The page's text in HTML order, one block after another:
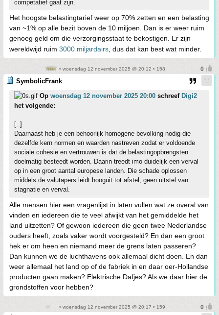
competatief gaat zijn.
Het hoogste belastingtarief weer op 70% zetten en een belasting
van ~1% op alle bezit boven de 10 miljoen. Dan is er weer ruim
genoeg geld om die verzorgingsstaat te bekostigen. Er zijn
wereldwijd ruim 3000 miljardairs, dus dat kan best wat minder.
• woensdag 12 november 2025 @ 20:12 • 158
SymbolicFrank
Op woensdag 12 november 2025 20:00 schreef Digi2
het volgende:
[..]
Daarnaast heb je een behoorlijk homogene bevolking nodig die
dezelfde kern normen en waarden nastreven zodat er voldoende
sociale cohesie en vertrouwen is dat de belastingopbrengsten
doelmatig besteedt worden. Daarin treedt imo duidelijk een verval
op in een groot aantal europese landen. Die schade oplossen
middels de valutapers leidt hooguit tot afstel, geen uitstel van
stagnatie en verval.
Alle mensen hier een vragenlijst in laten vullen wat ze overal van
vinden en iedereen die te veel afwijkt van het gemiddelde het
land uitzetten? Of gewoon iedereen die geen twee Nederlandse
ouders heeft, zoals vaker wordt voorgesteld? En dan een groot
hek er om heen en niemand meer de grens laten passeren?
Dan kunnen we de luchthavens ook allemaal dicht doen. En dan
weer allemaal het land op of de fabriek in en daar oer-Hollandse
producten gaan maken? Elektrische Dafjes? Als we daar hier de
grondstoffen voor hebben?
• woensdag 12 november 2025 @ 20:17 • 159